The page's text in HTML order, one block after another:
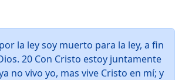
la ley soy muerto para la ley, a fin
20 Con Cristo estoy juntamente
no vivo yo, mas vive Cristo en mí; y